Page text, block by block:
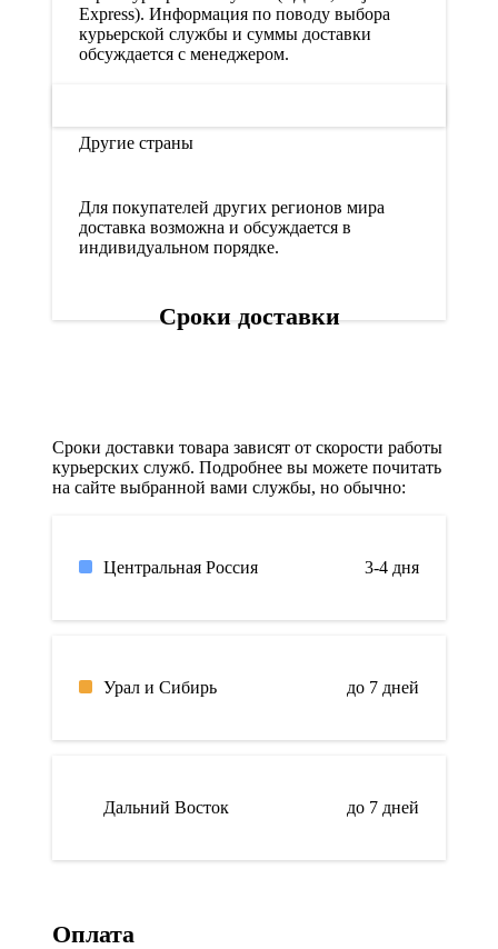
Express). Информация по поводу выбора
курьерской службы и суммы доставки
обсуждается с менеджером.
Другие страны
Для покупателей других регионов мира
доставка возможна и обсуждается в
индивидуальном порядке.
Сроки доставки
Сроки доставки товара зависят от скорости работы
курьерских служб. Подробнее вы можете почитать
на сайте выбранной вами службы, но обычно:
Центральная Россия 3-4 дня
Урал и Сибирь до 7 дней
Дальний Восток до 7 дней
Оплата